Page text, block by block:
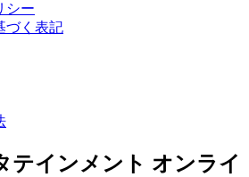
シー
づく表記
テインメント オンライ